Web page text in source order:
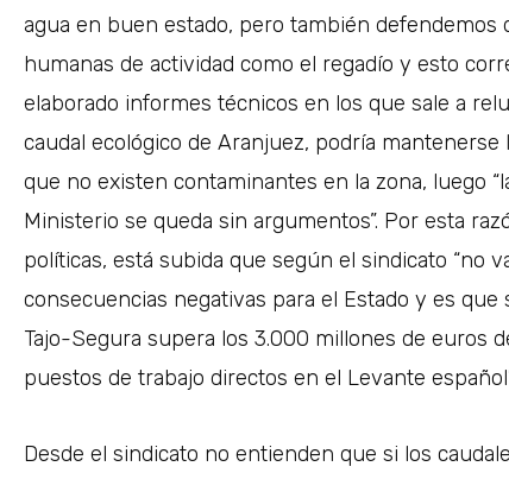
agua en buen estado, pero también
humanas de actividad como el regadío y esto
elaborado informes técnicos en los que sale a
caudal ecológico de Aranjuez, podría
que no existen contaminantes en la zona, luego
Ministerio se queda sin argumentos”. Por esta
políticas, está subida que según el sindicato “no
consecuencias negativas para el Estado y es que
Tajo-Segura supera los 3.000 millones de euros
puestos de trabajo directos en el Levante
Desde el sindicato no entienden que si los